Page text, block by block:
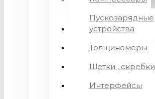
Пускозарядные
устройства
Толщиномеры
Щетки , скребки
Интерфейсы